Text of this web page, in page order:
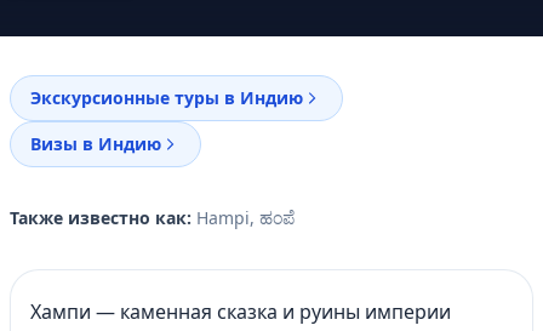
Экскурсионные туры в Индию
Визы в Индию
Также известно как: Hampi, ಹಂಪೆ
Хампи — каменная сказка и руины империи